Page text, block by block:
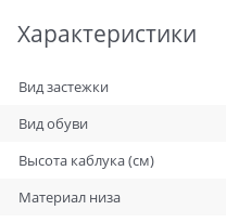
Характеристики
Вид застежки
Вид обуви
Высота каблука (см)
Материал низа